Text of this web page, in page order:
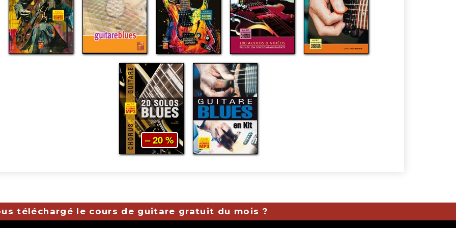
– 20 %
téléchargé le cours de guitare gratuit du mois ?